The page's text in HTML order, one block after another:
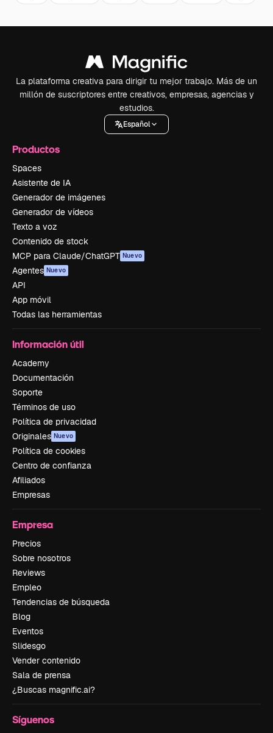
La plataforma creativa para dirigir tu mejor trabajo. Más de un
millón de suscriptores entre creativos, empresas, agencias y
estudios.
Español
Productos
Spaces
Asistente de IA
Generador de imágenes
Generador de vídeos
Texto a voz
Contenido de stock
MCP para Claude/ChatGPT Nuevo
Agentes Nuevo
API
App móvil
Todas las herramientas
Información útil
Academy
Documentación
Soporte
Términos de uso
Política de privacidad
Originales Nuevo
Política de cookies
Centro de confianza
Afiliados
Empresas
Empresa
Precios
Sobre nosotros
Reviews
Empleo
Tendencias de búsqueda
Blog
Eventos
Slidesgo
Vender contenido
Sala de prensa
¿Buscas magnific.ai?
Síguenos